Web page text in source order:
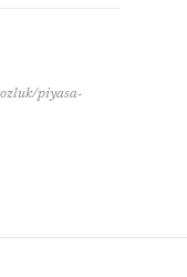
piyasa-